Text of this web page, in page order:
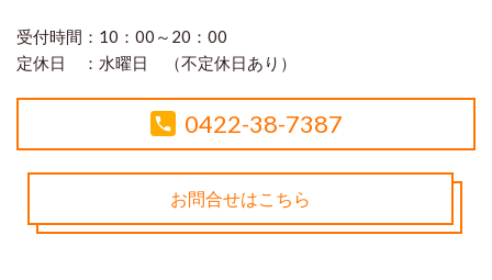
受付時間： 10：00～20：00
定休日 ： 水曜日 （不定休日あり）
0422-38-7387
お問合せはこちら